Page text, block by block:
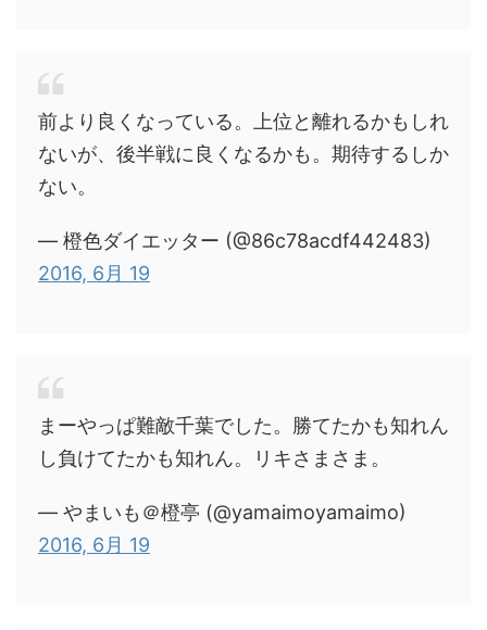
前より良くなっている。上位と離れるかもしれ
ないが、後半戦に良くなるかも。期待するしか
ない。
— 橙色ダイエッター (@86c78acdf442483)
2016, 6月 19
まーやっぱ難敵千葉でした。勝てたかも知れん
し負けてたかも知れん。リキさまさま。
— やまいも＠橙亭 (@yamaimoyamaimo)
2016, 6月 19